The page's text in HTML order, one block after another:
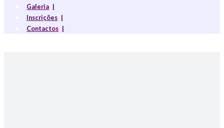
Galeria
Inscrições
Contactos